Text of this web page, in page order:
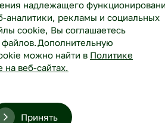
надлежащего
аналитики, рекламы и социальных
cookie, Вы соглашаетесь
файлов.Дополнительную
можно найти в Политике
веб-сайтах.
Принять